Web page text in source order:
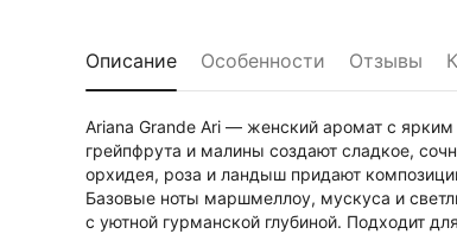
Описание Особенности Отзывы
Ariana Grande Ari — женский аромат с
грейпфрута и малины создают сладкое,
орхидея, роза и ландыш придают
Базовые ноты маршмеллоу, мускуса и
с уютной гурманской глубиной. Подходит